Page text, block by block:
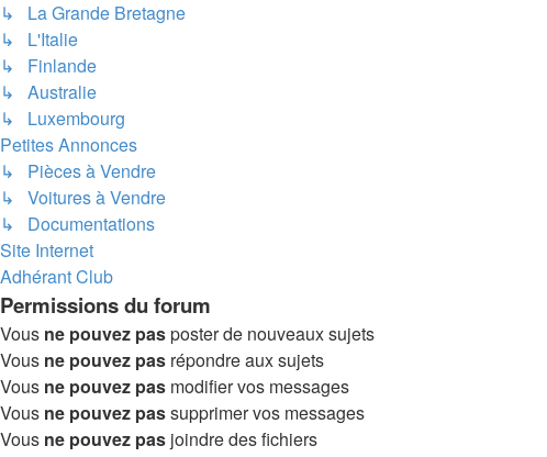
↳ La Grande Bretagne
↳ L'Italie
↳ Finlande
↳ Australie
↳ Luxembourg
Petites Annonces
↳ Pièces à Vendre
↳ Voitures à Vendre
↳ Documentations
Site Internet
Adhérant Club
Permissions du forum
Vous ne pouvez pasposter de nouveaux sujets
Vous ne pouvez pas répondre aux sujets
Vous ne pouvez pas modifier vos messages
Vous ne pouvez passupprimer vos messages
Vous ne pouvez pas joindre des fichiers